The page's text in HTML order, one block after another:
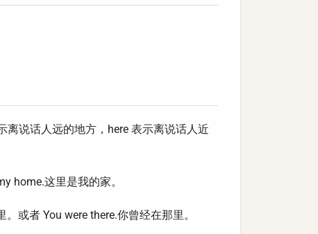
离说话人远的地方，here 表示离说话人近
home.这里是我的家。
或者 You were there.你曾经在那里。